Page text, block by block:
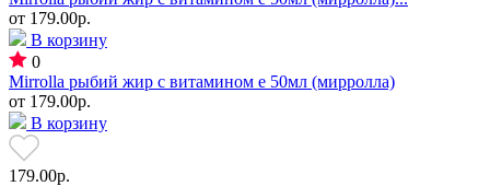
от 179.00р.
В корзину
0
Mirrolla рыбий жир с витамином е 50мл (мирролла)
от 179.00р.
В корзину
179.00р.